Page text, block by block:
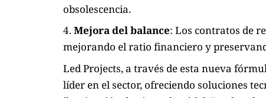
obsolescencia.
Mejora del balance: Los contratos de
mejorando el ratio financiero y
Led Projects, a través de esta nueva
líder en el sector, ofreciendo soluciones